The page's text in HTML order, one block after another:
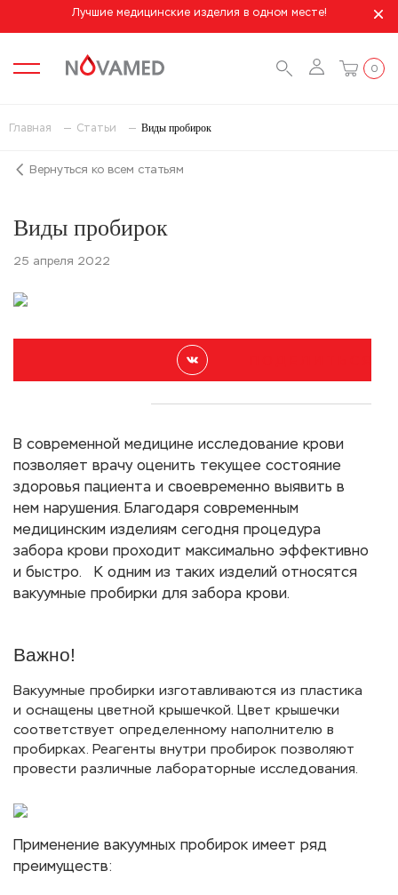
Лучшие медицинские изделия в одном месте!
0
Главная Статьи Виды пробирок
Вернуться ко всем статьям
Виды пробирок
25 апреля 2022
В современной медицине исследование крови
позволяет врачу оценить текущее состояние
здоровья пациента и своевременно выявить в
нем нарушения. Благодаря современным
медицинским изделиям сегодня процедура
забора крови проходит максимально эффективно
и быстро. К одним из таких изделий относятся
вакуумные пробирки для забора крови.
Важно!
Вакуумные пробирки изготавливаются из пластика
и оснащены цветной крышечкой. Цвет крышечки
соответствует определенному наполнителю в
пробирках. Реагенты внутри пробирок позволяют
провести различные лабораторные исследования.
Применение вакуумных пробирок имеет ряд
преимуществ: